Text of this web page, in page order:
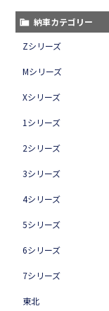
納車カテゴリー
Zシリーズ
Mシリーズ
Xシリーズ
1シリーズ
2シリーズ
3シリーズ
4シリーズ
5シリーズ
6シリーズ
7シリーズ
東北